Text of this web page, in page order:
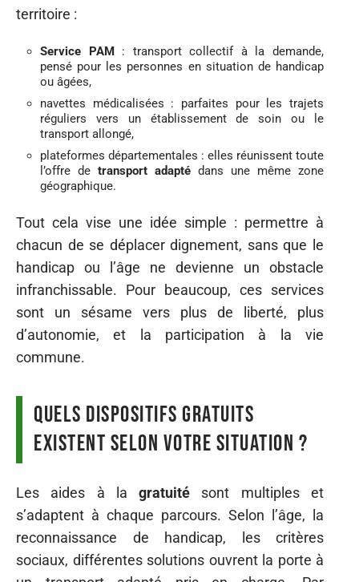
territoire :
Service PAM: transport collectif à la demande,
pensé pour les personnes en situation de handicap
ou âgées,
navettes médicalisées : parfaites pour les trajets
réguliers vers un établissement de soin ou le
transport allongé,
plateformes départementales : elles réunissent toute
l’offre de transport adapté dans une même zone
géographique.
Tout cela vise une idée simple : permettre à
chacun de se déplacer dignement, sans que le
handicap ou l’âge ne devienne un obstacle
infranchissable. Pour beaucoup, ces services
sont un sésame vers plus de liberté, plus
d’autonomie, et la participation à la vie
commune.
Quels dispositifs gratuits
existent selon votre situation ?
Les aides à lagratuité sont multiples et
s’adaptent à chaque parcours. Selon l’âge, la
reconnaissance de handicap, les critères
sociaux, différentes solutions ouvrent la porte à